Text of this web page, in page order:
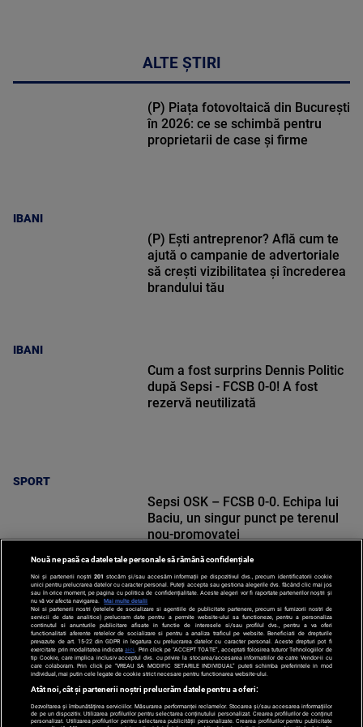
ALTE ȘTIRI
IBANI
(P) Piața fotovoltaică din București
în 2026: ce se schimbă pentru
proprietarii de case și firme
IBANI
(P) Ești antreprenor? Află cum te
ajută o campanie de advertoriale
să crești vizibilitatea și încrederea
brandului tău
SPORT
Cum a fost surprins Dennis Politic
după Sepsi - FCSB 0-0! A fost
rezervă neutilizată
SPORT
Sepsi OSK – FCSB 0-0. Echipa lui
Baciu, un singur punct pe terenul
nou-promovatei
Nouă ne pasă ca datele tale personale să rămână confidențiale
Noi și partenerii noștri 201 stocăm și/sau accesăm informații pe dispozitivul dvs., precum identificatorii cookie
unici pentru prelucrarea datelor cu caracter personal. Puteți accepta sau gestiona alegerile dvs. făcând clic mai jos
sau în orice moment, pe pagina cu politica de confidențialitate. Aceste alegeri vor fi raportate partenerilor noștri și
nu vă vor afecta navigarea.
Mai multe detalii
Noi si partenerii nostri (retelele de socializare si agentiile de publicitate partenere, precum si furnizorii nostri de
servicii de date analitice) prelucram date pentru a permite website-ului sa functioneze, pentru a personaliza
continutul si anunturile publicitare afisate in functie de interesele si/sau profilul dvs., pentru a va oferi
functionalitati aferente retelelor de socializare si pentru a analiza traficul pe website. Beneficiati de drepturile
prevazute de art. 15-22 din GDPR in legatura cu prelucrarea datelor cu caracter personal. Aceste drepturi pot fi
exercitate prin modalitatea indicataaici . Prin click pe “ACCEPT TOATE”, acceptati folosirea tuturor Tehnologiilor de
tip Cookie, care implica inclusiv acceptul dvs. cu privire la stocarea/accesarea informatiilor de catre Vendor-ii cu
care colaboram. Prin click pe “VREAU SA MODIFIC SETARILE INDIVIDUAL” puteti schimba preferintele in mod
individual, mai putin cele legate de cookie strict necesare pentru functionarea website-ului.
Atât noi, cât și partenerii noștri prelucrăm datele pentru a oferi:
Dezvoltarea și îmbunătățirea serviciilor. Măsurarea performanței reclamelor. Stocarea și/sau accesarea informațiilor
de pe un dispozitiv. Utilizarea profilurilor pentru selectarea conținutului personalizat. Crearea profilurilor de conținut
personalizat. Utilizarea profilurilor pentru selectarea publicității personalizate. Crearea profilurilor pentru publicitate